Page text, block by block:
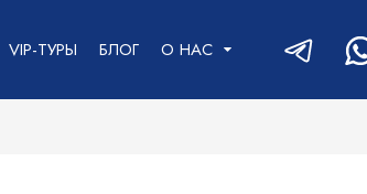
VIP-ТУРЫ БЛОГ О НАС